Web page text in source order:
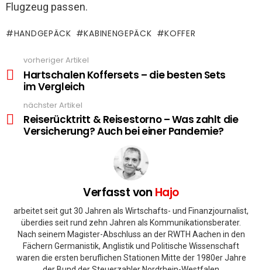
Flugzeug passen.
HANDGEPÄCK KABINENGEPÄCK KOFFER
more
vorheriger Artikel
Hartschalen Koffersets – die besten Sets
im Vergleich
nächster Artikel
Reiserücktritt & Reisestorno – Was zahlt die
Versicherung? Auch bei einer Pandemie?
Verfasst von Hajo
arbeitet seit gut 30 Jahren als Wirtschafts- und Finanzjournalist,
überdies seit rund zehn Jahren als Kommunikationsberater.
Nach seinem Magister-Abschluss an der RWTH Aachen in den
Fächern Germanistik, Anglistik und Politische Wissenschaft
waren die ersten beruflichen Stationen Mitte der 1980er Jahre